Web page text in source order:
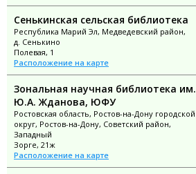
Сенькинская сельская библиотека
Республика Марий Эл, Медведевский район,
д. Сенькино
Полевая, 1
Расположение на карте
Зональная научная библиотека им.
Ю.А. Жданова, ЮФУ
Ростовская область, Ростов-на-Дону городской
округ, Ростов-на-Дону, Советский район,
Западный
Зорге, 21ж
Расположение на карте